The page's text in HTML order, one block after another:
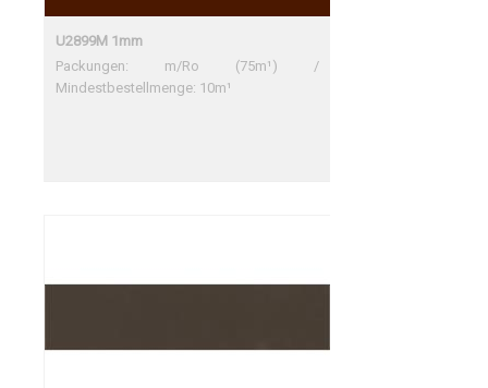
U2899M 1mm
Packungen: m/Ro (75m¹) /
Mindestbestellmenge: 10m¹